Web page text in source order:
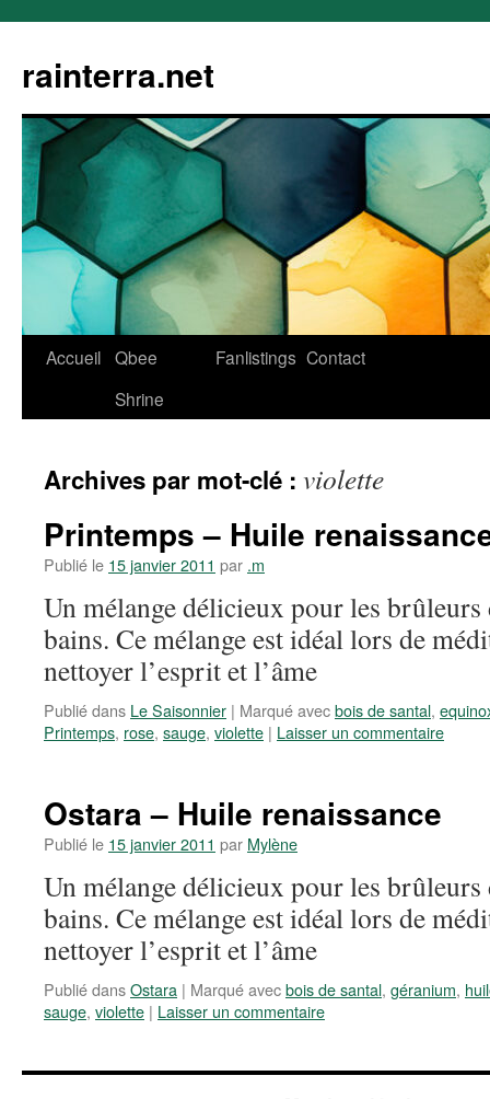
rainterra.net
Aller
Accueil Qbee
Shrine
Fanlistings Contact
Archives par mot-clé : violette
Printemps – Huile
Publié le 15 janvier 2011 par .m
Un mélange délicieux pour les
bains. Ce mélange est idéal lors de
nettoyer l’esprit et l’âme
Publié dans Le Saisonnier | Marqué avecbois de santal,
Printemps, rose, sauge, violette | Laisser un commentaire
Ostara – Huile renaissance
Publié le 15 janvier 2011 par Mylène
Un mélange délicieux pour les
bains. Ce mélange est idéal lors de
nettoyer l’esprit et l’âme
Publié dansOstara | Marqué avecbois de santal, géranium,
sauge, violette | Laisser un commentaire